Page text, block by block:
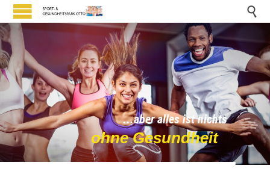

...aber alles ist nichts
ohne Gesundheit